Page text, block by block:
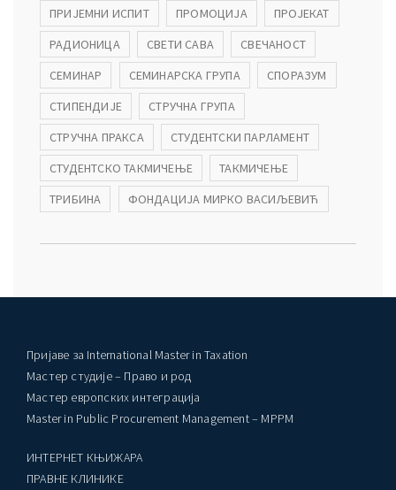
ПРИЈЕМНИ ИСПИТ
ПРОМОЦИЈА
ПРОЈЕКАТ
РАДИОНИЦА
СВЕТИ САВА
СВЕЧАНОСТ
СЕМИНАР
СЕМИНАРСКА ГРУПА
СПОРАЗУМ
СТИПЕНДИЈЕ
СТРУЧНА ГРУПА
СТРУЧНА ПРАКСА
СТУДЕНТСКИ ПАРЛАМЕНТ
СТУДЕНТСКО ТАКМИЧЕЊЕ
ТАКМИЧЕЊЕ
ТРИБИНА
ФОНДАЦИЈА МИРКО ВАСИЉЕВИЋ
Пријаве за International Master in Taxation
Мастер студије – Право и род
Мастер европских интеграција
Master in Public Procurement Management – MPPM
ИНТЕРНЕТ КЊИЖАРА
ПРАВНЕ КЛИНИКЕ